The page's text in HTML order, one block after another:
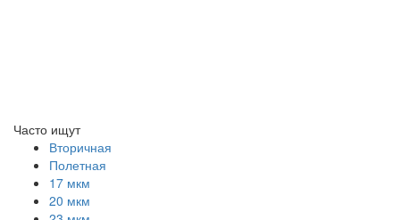
Часто ищут
Вторичная
Полетная
17 мкм
20 мкм